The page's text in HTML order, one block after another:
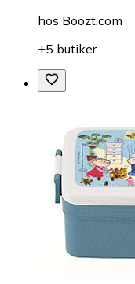
hos Boozt.com
+5 butiker